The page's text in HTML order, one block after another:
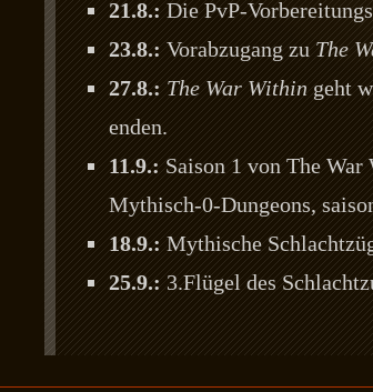
21.8.:Die PvP-
23.8.:Vorabzugang zuThe
27.8.: The War Withingeht
enden.
11.9.:Saison 1 von The War
Mythisch-0-Dungeons,
18.9.:Mythische
25.9.:3.Flügel des